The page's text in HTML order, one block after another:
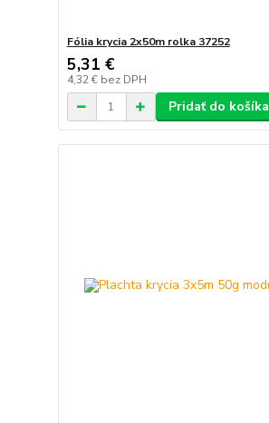
Fólia krycia 2x50m rolka 37252
5,31 €
4,32 € bez DPH
Pridať do košíka